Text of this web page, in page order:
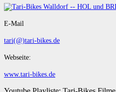
E-Mail
tari(@)tari-bikes.de
Webseite:
www.tari-bikes.de